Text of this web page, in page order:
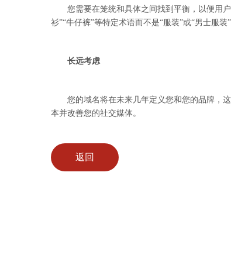
您需要在笼统和具体之间找到平衡，以便用户
衫”“牛仔裤”等特定术语而不是“服装”或“男士服装
长远考虑
您的域名将在未来几年定义您和您的品牌，这
本并改善您的社交媒体。
返回